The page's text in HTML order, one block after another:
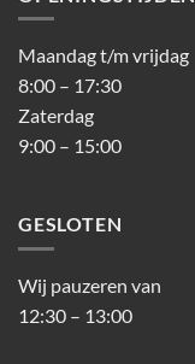
Maandag t/m vrijdag
8:00 – 17:30
Zaterdag
9:00 – 15:00
GESLOTEN
Wij pauzeren van
12:30 – 13:00